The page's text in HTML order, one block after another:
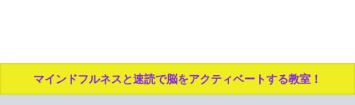
マインドフルネスと速読で脳をアクティベートする教室！